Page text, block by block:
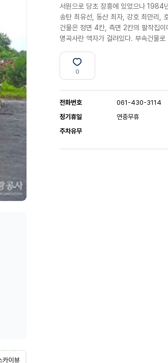
서원으로 당초 장흥에 있었으나 1984
송탄 최유선, 동산 최자, 강호 최만리,
건물은 정면 4칸, 측면 2칸의 팔작집
명곡사란 액자가 걸려있다. 부속건물
0
전화번호
061-430-3114
정기휴일
연중무휴
주차유무